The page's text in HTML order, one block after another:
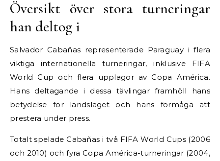
Översikt över stora turneringar
han deltog i
Salvador Cabañas representerade Paraguay i flera
viktiga internationella turneringar, inklusive FIFA
World Cup och flera upplagor av Copa América.
Hans deltagande i dessa tävlingar framhöll hans
betydelse för landslaget och hans förmåga att
prestera under press.
Totalt spelade Cabañas i två FIFA World Cups (2006
och 2010) och fyra Copa América-turneringar (2004,